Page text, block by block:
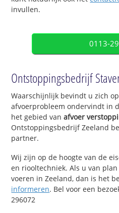
invullen.
0113-
Ontstoppingsbedrijf
Waarschijnlijk bevindt u zich
afvoerprobleem ondervindt in
het gebied vanafvoer
Ontstoppingsbedrijf Zeeland
partner.
Wij zijn op de hoogte van de
en riooltechniek. Als u van
voeren in Zeeland, dan is het
informeren. Bel voor een
296072